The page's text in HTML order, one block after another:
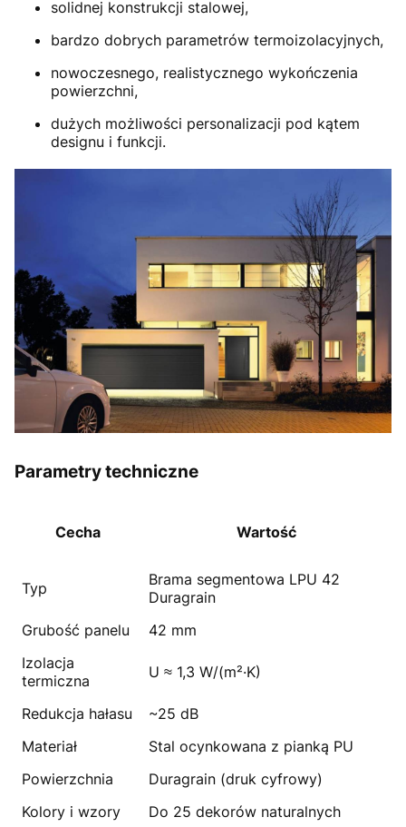
solidnej konstrukcji stalowej,
bardzo dobrych parametrów termoizolacyjnych,
nowoczesnego, realistycznego wykończenia
powierzchni,
dużych możliwości personalizacji pod kątem
designu i funkcji.
Parametry techniczne
Cecha Wartość
Typ
Brama segmentowa LPU 42
Duragrain
Grubość panelu
42 mm
Izolacja
termiczna
U ≈ 1,3 W/(m²·K)
Redukcja hałasu
~25 dB
Materiał
Stal ocynkowana z pianką PU
Powierzchnia
Duragrain (druk cyfrowy)
Kolory i wzory
Do 25 dekorów naturalnych